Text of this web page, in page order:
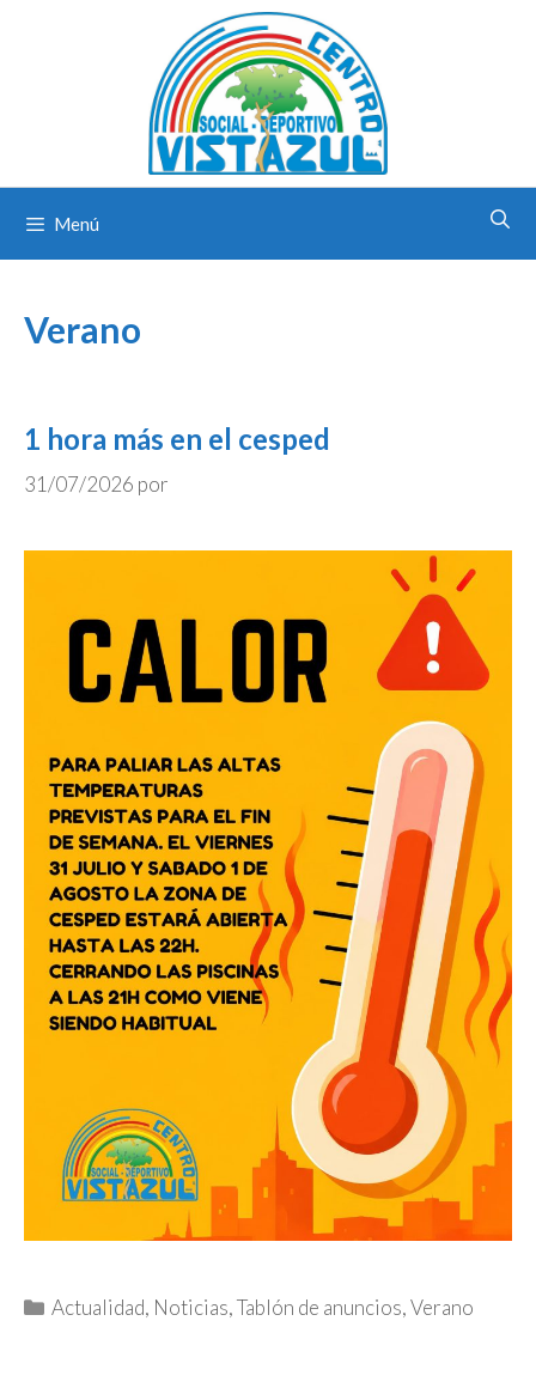
Menú
Verano
1 hora más en el cesped
31/07/2026 por
Categorías
Actualidad, Noticias,Tablón de anuncios,Verano